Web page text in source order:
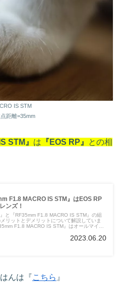
IS STM
距離=35mm
STM』 は 『EOS RP』
との相
F1.8 MACRO IS STM』はEOS RP
ンズ！
』と『RF35mm F1.8 MACRO IS STM』の組
リットとデメリットについて解説していま
F1.8 MACRO IS STM』はオールマイテ
2023.06.20
んは『こちら 』